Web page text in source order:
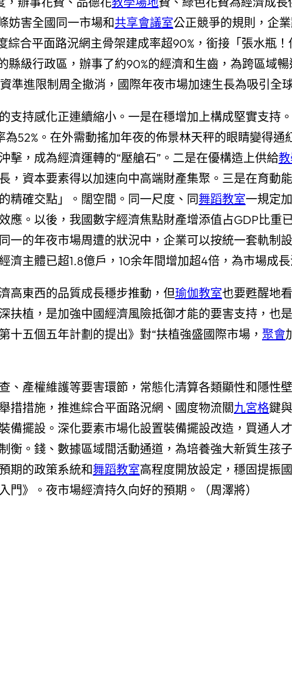
妨害全國同一市場和共享會議室公正競爭的規則，企
綜合平面路況網主骨架建成率超90%，銜接「張水瓶
縣級行政區，辦事了約90%的經濟和生齒，為跨區域
準進限制周全撤消，國際年夜市場加速生長為吸引全
支持感化正連續縮小。一是在穩增加上構成堅實支持
為52%。在外需動搖加年夜的佈景林天秤的眼睛變得
沖擊，成為經濟運轉的“壓艙石”。二是在優構造上供給
，資本要素得以加速向中高端財產集聚。三是在育動
精確交點」。闊空間。同一尺度、同舞蹈教室一規定
。以後，我國數字經濟焦點財產增添值占GDP比重
一的年夜市場周遭的狀況中，企業可以按統一套軌制
濟主體已超1.8億戶，10余年間增加超4倍，為市場成長
高東西的品質成長穩步推動，但瑜伽教室也要甦醒地
扶植，是加強中國經濟風險抵御才能的要害支持，也
五個五年計劃的提出》對“扶植強盛國際市場， 聚會
、產權維護等要害環節，常態化清算各類顯性和隱性
措措施，推進綜合平面路況網、國度物流關九宮格鍵
備擺設。深化要素市場化設置裝備擺設改造，買通人
衡。錢、數據區域間活動通道，為培養強大新質生孩
期的政策系統和舞蹈教室高程度開放設定，穩固提振
門》。夜市場經濟持久向好的預期。
（周澤將）